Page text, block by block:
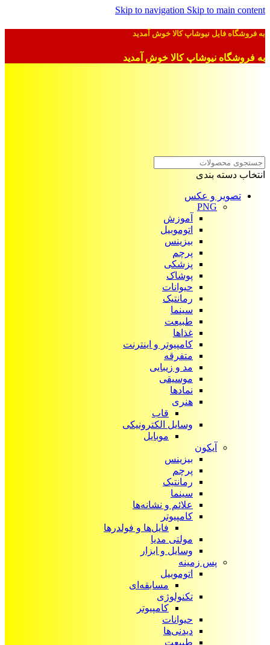
Skip to navigation Skip to main content
به فروشگاه فایل نیوشاپ کالا خوش آمدید
به فروشگاه نیوشاپ کالا خوش آمدید
انتخاب دسته بندی
تصویر و عکس
PNG
آموزش
اتوموبیل
بیزینس
پرچم
پزشکی
پوشاک
حیوانات
رمانتیک
سینما
طبیعت
غذاها
کامپیوتر و اینترنت
متفرقه
مد و زیبایی
موسیقی
نمادها
هنری
قاب
وسایل الکترونیکی
موبایل
آیکون‌
بیزینس
پرچم
رمانتیک
سینما
علائم و نشانه‌ها
کامپیوتر
فایل‌ها و فولدرها
مولتی مدیا
وسایل و ابزار
پس زمینه
اتوموبیل
مسابقه‌ای
تکنولوژی
کامپیوتر
حیوانات
دیدنی‌ها
طبیعت